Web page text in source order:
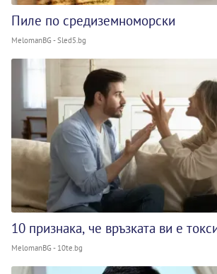
Пиле по средиземноморски
MelomanBG - Sled5.bg
10 признака, че връзката ви е
MelomanBG - 10te.bg